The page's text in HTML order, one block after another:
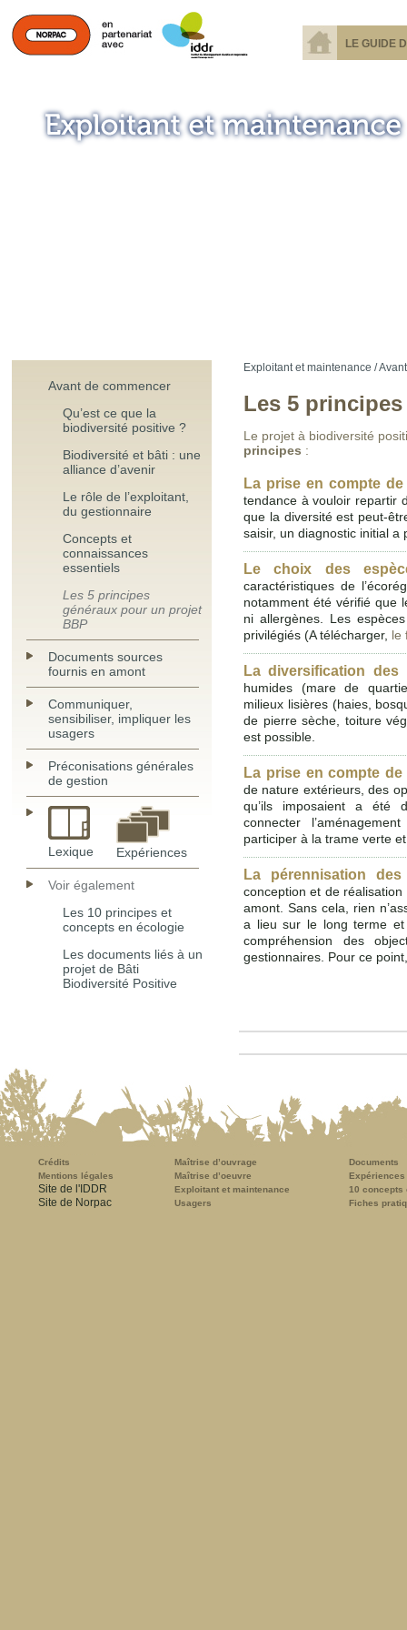
LE GUIDE
Avant de commencer
Qu’est ce que la
biodiversité positive ?
Biodiversité et bâti : une
alliance d’avenir
Le rôle de l’exploitant,
du gestionnaire
Concepts et
connaissances
essentiels
Les 5 principes
généraux pour un projet
BBP
Documents sources
fournis en amont
Communiquer,
sensibiliser, impliquer les
usagers
Préconisations générales
de gestion
Lexique Expériences
Voir également
Les 10 principes et
concepts en écologie
Les documents liés à un
projet de Bâti
Biodiversité Positive
Exploitant et maintenance /
Les 5
Le projet à biodiversité
principes :
La prise en compte de
tendance à vouloir repartir
que la diversité est peut-
saisir, un diagnostic initial a
Le choix des
caractéristiques de
notamment été vérifié que
ni allergènes. Les
privilégiés (A télécharger, le
La diversification des
humides (mare de
milieux lisières (haies,
de pierre sèche, toiture
est possible.
La prise en compte
de nature extérieurs, des
qu’ils imposaient a été
connecter
participer à la trame verte
La pérennisation
conception et de
amont. Sans cela, rien
a lieu sur le long terme et
compréhension des
gestionnaires. Pour ce
Crédits
Mentions légales
Site de l'IDDR
Site de Norpac
Maîtrise d’ouvrage
Maîtrise d’oeuvre
Exploitant et maintenance
Usagers
Documents
Expériences
10 concepts
Fiches